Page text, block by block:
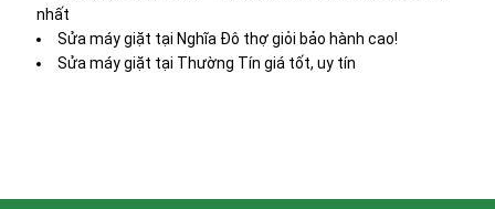
nhất
Sửa máy giặt tại Nghĩa Đô thợ giỏi bảo hành cao!
Sửa máy giặt tại Thường Tín giá tốt, uy tín